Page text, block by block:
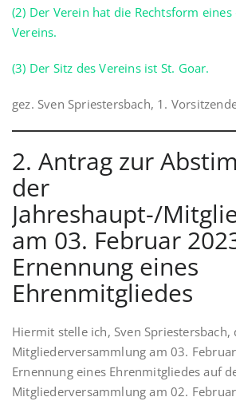
(2) Der Verein hat die Rechtsform eines
Vereins.
(3) Der Sitz des Vereins ist St. Goar.
gez. Sven Spriestersbach, 1.
2. Antrag zur
der
Jahreshaupt-/
am 03. Februar
Ernennung eines
Ehrenmitgliedes
Hiermit stelle ich, Sven
Mitgliederversammlung am 03.
Ernennung eines Ehrenmitgliedes auf
Mitgliederversammlung am 02.